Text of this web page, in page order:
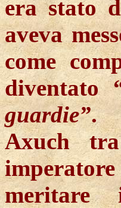
era stato
aveva
come
diventato
guardie”.
Axuchtra